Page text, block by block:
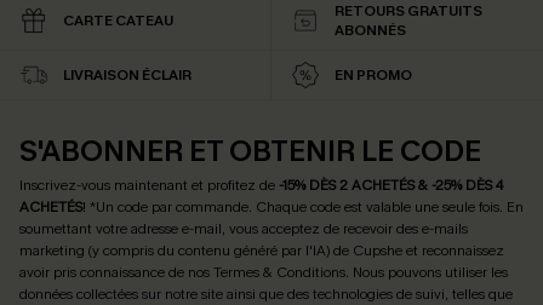
CARTE CATEAU
RETOURS GRATUITS
ABONNÉS
LIVRAISON ÉCLAIR EN PROMO
S'ABONNER ET OBTENIR LE CODE
Inscrivez-vous maintenant et profitez de -15% DÈS 2 ACHETÉS & -25% DÈS 4
ACHETÉS! *Un code par commande. Chaque code est valable une seule fois. En
soumettant votre adresse e-mail, vous acceptez de recevoir des e-mails
marketing (y compris du contenu généré par l'IA) de Cupshe et reconnaissez
avoir pris connaissance de nosTermes & Conditions. Nous pouvons utiliser les
données collectées sur notre site ainsi que des technologies de suivi, telles que